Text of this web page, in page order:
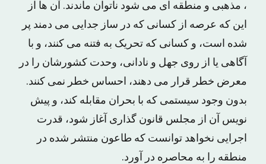
، مذهبی و منطقه ای می شود ناتوان ماندند. آن ها از
این که عرصه از کسانی که در ساز جدایی می دمند پر
شده است، و کسانی که تحریک به فتنه می کنند، و با
آگاهی یا از روی جهل و نادانی، وحدت کشورشان را در
معرض خطر قرار می دهند، احساس خطر نمی کنند.
بدون وجود سیستمی که با بحران مقابله کند، و پیش
نویس آن از مجلس قانون گذاری آغاز شود، قدرت
اجرایی نخواهد توانست که طاعون منتشر شده در
منطقه را به محاصره در آورد.